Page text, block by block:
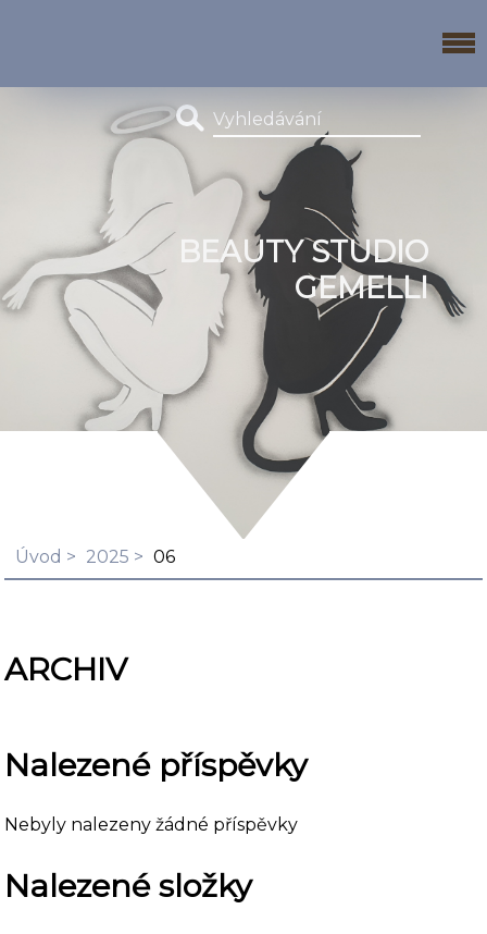
BEAUTY STUDIO
GEMELLI
Úvod 2025 06
ARCHIV
Nalezené příspěvky
Nebyly nalezeny žádné příspěvky
Nalezené složky